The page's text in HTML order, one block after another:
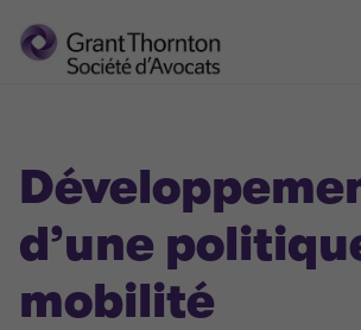
d’une
mobilité